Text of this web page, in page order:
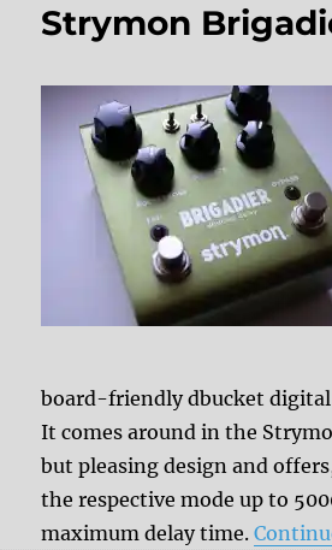
Strymon
board-friendly dbucket digital
It comes around in the
but pleasing design and
the respective mode up to
maximum delay time.